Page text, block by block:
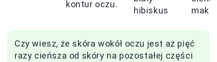
kontur oczu.
hibiskus
Czy wiesz, że skóra wokół oczu jest aż pięć
razy cieńsza od skóry na pozostałej części